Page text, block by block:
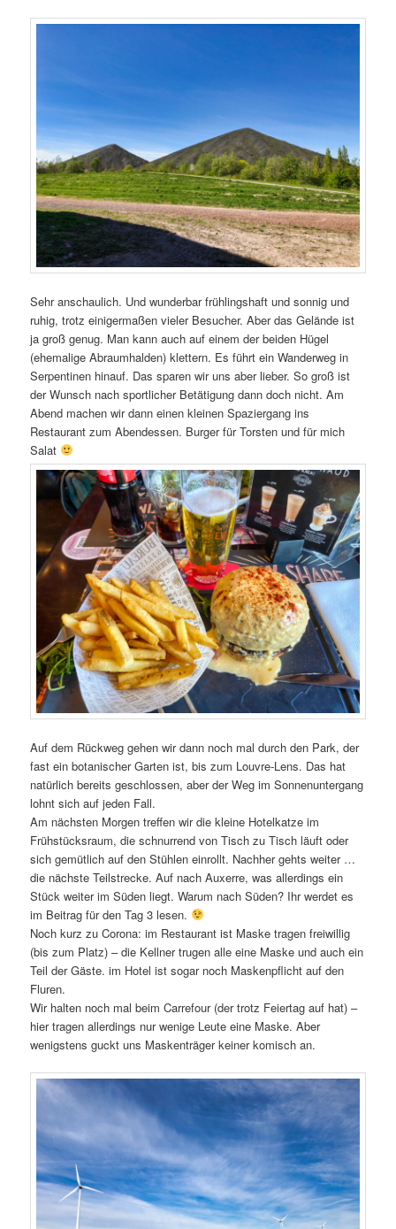
Sehr anschaulich. Und wunderbar frühlingshaft und sonnig und
ruhig, trotz einigermaßen vieler Besucher. Aber das Gelände ist
ja groß genug. Man kann auch auf einem der beiden Hügel
(ehemalige Abraumhalden) klettern. Es führt ein Wanderweg in
Serpentinen hinauf. Das sparen wir uns aber lieber. So groß ist
der Wunsch nach sportlicher Betätigung dann doch nicht. Am
Abend machen wir dann einen kleinen Spaziergang ins
Restaurant zum Abendessen. Burger für Torsten und für mich
Salat
Auf dem Rückweg gehen wir dann noch mal durch den Park, der
fast ein botanischer Garten ist, bis zum Louvre-Lens. Das hat
natürlich bereits geschlossen, aber der Weg im Sonnenuntergang
lohnt sich auf jeden Fall.
Am nächsten Morgen treffen wir die kleine Hotelkatze im
Frühstücksraum, die schnurrend von Tisch zu Tisch läuft oder
sich gemütlich auf den Stühlen einrollt. Nachher gehts weiter …
die nächste Teilstrecke. Auf nach Auxerre, was allerdings ein
Stück weiter im Süden liegt. Warum nach Süden? Ihr werdet es
im Beitrag für den Tag 3 lesen.
Noch kurz zu Corona: im Restaurant ist Maske tragen freiwillig
(bis zum Platz) – die Kellner trugen alle eine Maske und auch ein
Teil der Gäste. im Hotel ist sogar noch Maskenpflicht auf den
Fluren.
Wir halten noch mal beim Carrefour (der trotz Feiertag auf hat) –
hier tragen allerdings nur wenige Leute eine Maske. Aber
wenigstens guckt uns Maskenträger keiner komisch an.